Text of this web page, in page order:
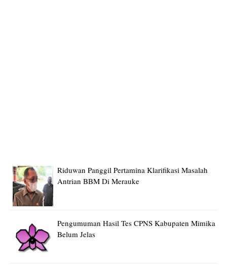
Riduwan Panggil Pertamina Klarifikasi Masalah
Antrian BBM Di Merauke
Pengumuman Hasil Tes CPNS Kabupaten Mimika
Belum Jelas